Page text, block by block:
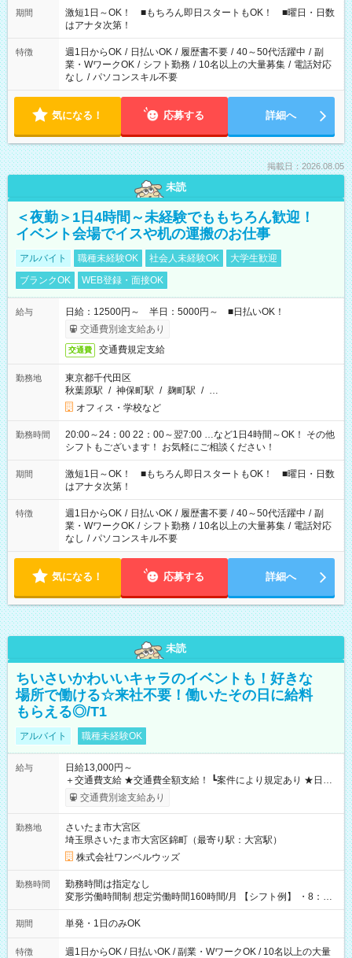
期間
激短1日～OK！ ■もちろん即日スタートもOK！ ■曜日・日数
はアナタ次第！
特徴 週1日からOK / 日払いOK / 履歴書不要 / 40～50代活躍中 / 副
業・WワークOK / シフト勤務 / 10名以上の大量募集 / 電話対応
なし / パソコンスキル不要
気になる！ 応募する 詳細へ
掲載日：2026.08.05
未読
＜夜勤＞1日4時間～未経験でももちろん歓迎！
イベント会場でイスや机の運搬のお仕事
アルバイト 職種未経験OK 社会人未経験OK
大学生歓迎
ブランクOK
WEB登録・面接OK
給与
日給：12500円～ 半日：5000円～ ■日払いOK！
交通費別途支給あり
交通費 交通費規定支給
勤務地
東京都千代田区
秋葉原駅 / 神保町駅 / 麹町駅 / …
オフィス・学校など
勤務時間
20:00～24：00 22：00～翌7:00 …など1日4時間～OK！ その他
シフトもございます！ お気軽にご相談ください！
期間
激短1日～OK！ ■もちろん即日スタートもOK！ ■曜日・日数
はアナタ次第！
特徴 週1日からOK / 日払いOK / 履歴書不要 / 40～50代活躍中 / 副
業・WワークOK / シフト勤務 / 10名以上の大量募集 / 電話対応
なし / パソコンスキル不要
気になる！ 応募する 詳細へ
未読
ちいさいかわいいキャラのイベントも！好きな
場所で働ける☆来社不要！働いたその日に給料
もらえる◎/T1
アルバイト 職種未経験OK
給与
日給13,000円～
＋交通費支給 ★交通費全額支給！ ┗案件により規定あり ★日払
いOK！（規定あり） ┗働いたその日に現金GET♪ お仕事後はコ
ンビニATMから 日払い分を引き落とせます！ 【試用期間】試
交通費別途支給あり
勤務地
さいたま市大宮区
埼玉県さいたま市大宮区錦町（最寄り駅：大宮駅）
株式会社ワンベルウッズ
勤務時間
勤務時間は指定なし
変形労働時間制 想定労働時間160時間/月 【シフト例】 ・8：00
～21：00
期間 単発・1日のみOK
特徴
週1日からOK / 日払いOK / 副業・WワークOK / 10名以上の大量